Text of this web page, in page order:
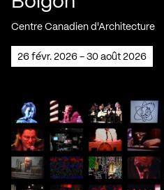
Centre Canadien d'Architecture
26 févr. 2026 - 30 août 2026